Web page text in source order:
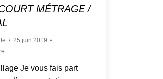
MÉTRAGE /
25 juin 2019
Je vous fais part